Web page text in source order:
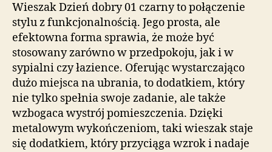
Wieszak Dzień dobry 01 czarny to połączenie
stylu z funkcjonalnością. Jego prosta, ale
efektowna forma sprawia, że może być
stosowany zarówno w przedpokoju, jak i w
sypialni czy łazience. Oferując wystarczająco
dużo miejsca na ubrania, to dodatkiem, który
nie tylko spełnia swoje zadanie, ale także
wzbogaca wystrój pomieszczenia. Dzięki
metalowym wykończeniom, taki wieszak staje
się dodatkiem, który przyciąga wzrok i nadaje